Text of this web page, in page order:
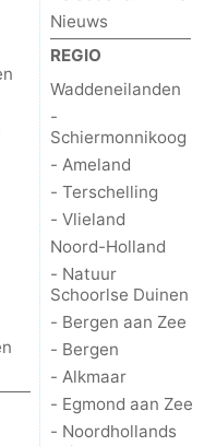
Nieuws
REGIO
Waddeneilanden
-
Schiermonnikoog
- Ameland
- Terschelling
- Vlieland
Noord-Holland
- Natuur
Schoorlse Duinen
- Bergen aan Zee
- Bergen
- Alkmaar
- Egmond aan Zee
- Noordhollands